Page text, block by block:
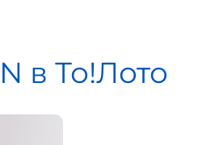
в То!Лото